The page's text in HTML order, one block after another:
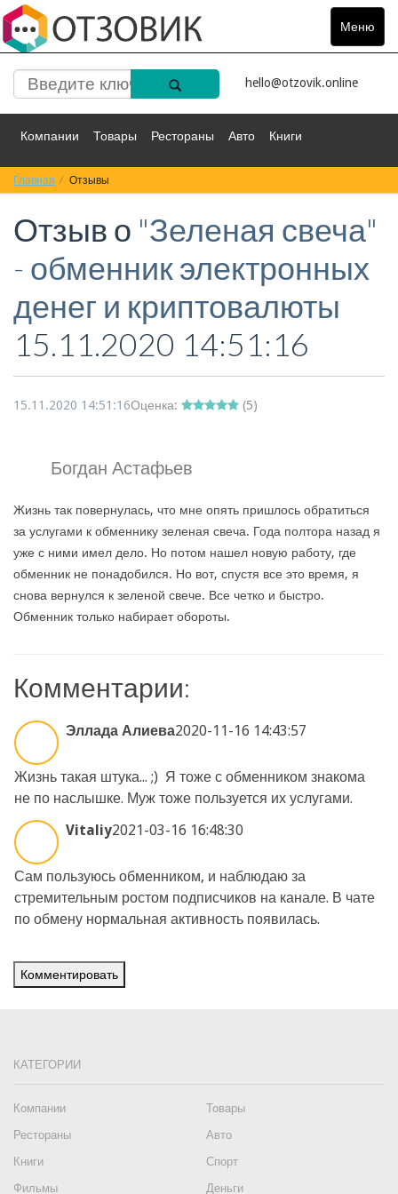
Меню
Toggle
hello@otzovik.online
Компании Товары Рестораны Авто Книги
Спорт Фильмы
Красота Здоровье Остальное
Главная Отзывы
Отзыв о "Зеленая свеча"
- обменник электронных
денег и криптовалюты
15.11.2020 14:51:16
15.11.2020 14:51:16Оценка: (5)
Богдан Астафьев
Жизнь так повернулась, что мне опять пришлось обратиться
за услугами к обменнику зеленая свеча. Года полтора назад я
уже с ними имел дело. Но потом нашел новую работу, где
обменник не понадобился. Но вот, спустя все это время, я
снова вернулся к зеленой свече. Все четко и быстро.
Обменник только набирает обороты.
Комментарии:
Эллада Алиева2020-11-16 14:43:57
Жизнь такая штука... ;) Я тоже с обменником знакома
не по наслышке. Муж тоже пользуется их услугами.
Vitaliy2021-03-16 16:48:30
Сам пользуюсь обменником, и наблюдаю за
стремительным ростом подписчиков на канале. В чате
по обмену нормальная активность появилась.
Комментировать
КАТЕГОРИИ
Компании
Товары
Рестораны
Авто
Книги
Спорт
Фильмы
Деньги